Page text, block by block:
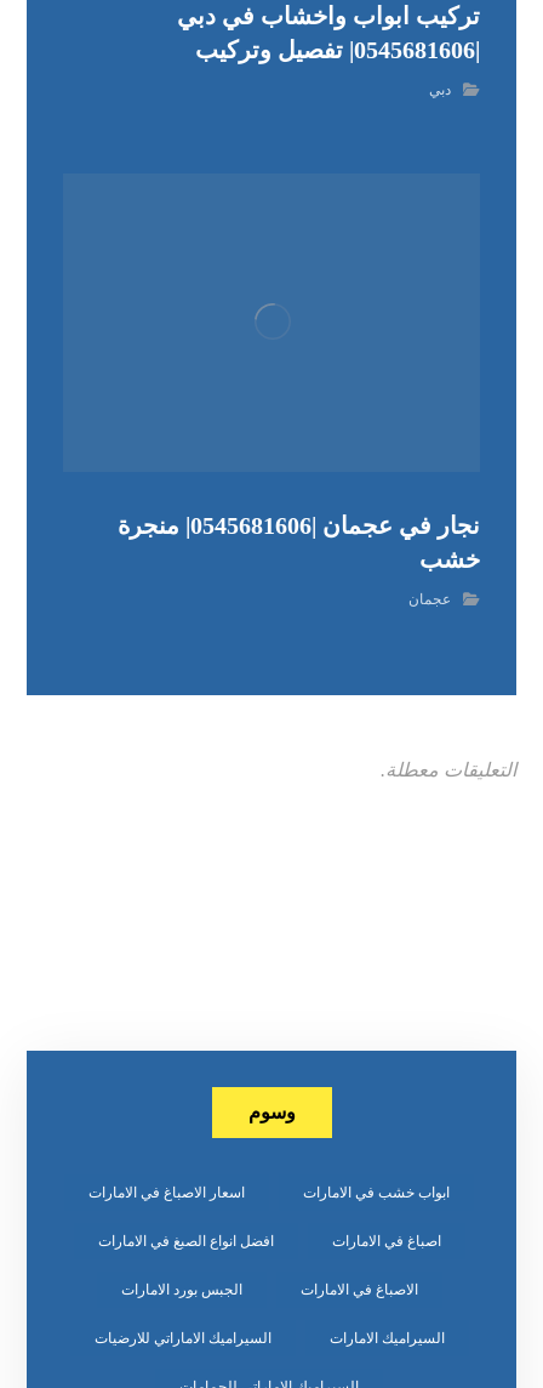
تركيب ابواب واخشاب في دبي
|0545681606| تفصيل وتركيب
دبي
نجار في عجمان |0545681606| منجرة
خشب
عجمان
التعليقات معطلة.
وسوم
ابواب خشب في الامارات اسعار الاصباغ في الامارات
اصباغ في الامارات افضل انواع الصبغ في الامارات
الاصباغ في الامارات الجبس بورد الامارات
السيراميك الامارات السيراميك الاماراتي للارضيات